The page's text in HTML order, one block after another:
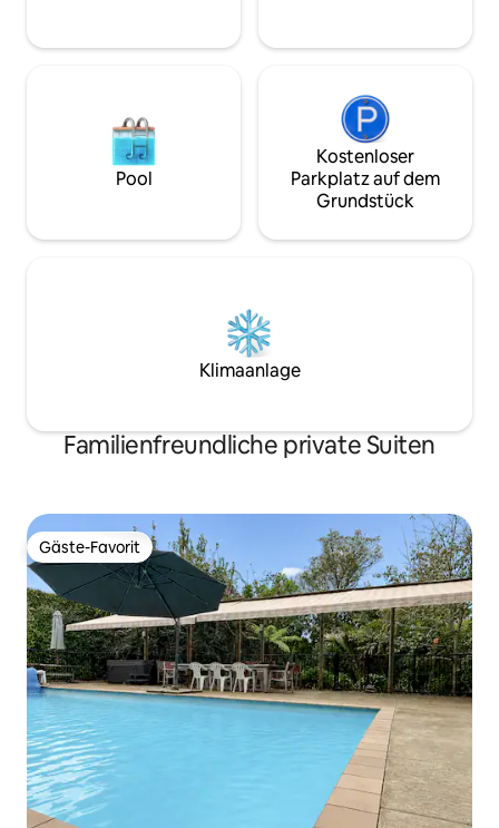
entfernt bist, könnte dies der perfekte
Ideal für
Keine
Pool
Kostenloser
Parkplatz auf dem
Grundstück
Klimaanlage
Familienfreundliche private Suiten
Gäste-Favorit
Gäste-Favorit